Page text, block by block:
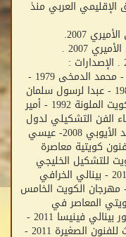
الإقليمي العربي منذ
2007.
2007 .
مسيرة الفن التشكيلي في الكويت 1975 - محمد الدمخى 1979 -
التشكيل المعاصر لدول مجلس التعاون 1984 - عبدا لرسول سلمان
من خلال مقالات صحفية 1986 - جسور الكويت الملونة 1992 - أمير
- عيسى صقر 1994 - أصدقاء الفن التشكيلي لدول
التعاون 1995 - خليفة القطان 2007 - محمد الأيوبي 2008- عيسي
- عبدالحميد إسماعيل 2011 - فنون كويتية معاصرة
- ملتقى الكويت للتشكيل الخليجي
جائزة د:سعاد الصباح للتشكيل الخليجي 2010 - بينالي الخرافي
الرابع للفن العربي المعاصر 2010 - مهرجان الكويت الخامس
الفن الكويتي المعاصر في
اوكرانيا 2011 - مهرجان أصيلة 2011 - حضور بينالي فينيسا 2011 -
ذكريات من أوكرانيا 2011 - المهرجان الثالث للفنون الصغيرة 2011 -